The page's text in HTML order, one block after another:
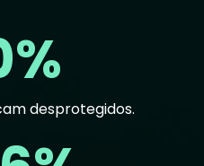
desprotegidos.